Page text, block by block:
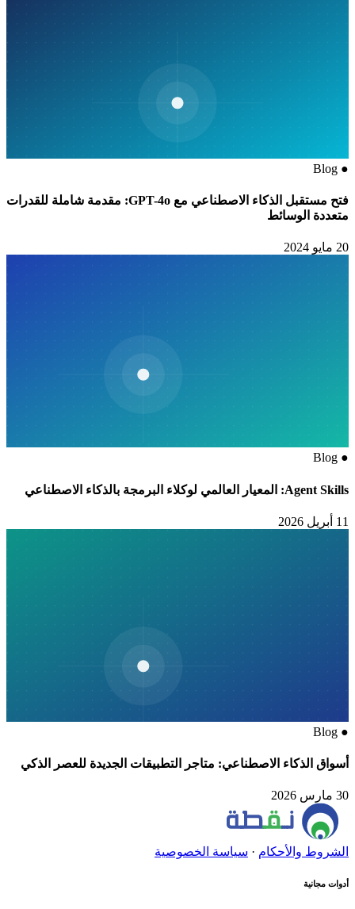
●
Blog
فتح مستقبل الذكاء الاصطناعي مع GPT-4o: مقدمة شاملة للقدرات
متعددة الوسائط
20 مايو 2024
●
Blog
Agent Skills: المعيار العالمي لوكلاء البرمجة بالذكاء الاصطناعي
11 أبريل 2026
●
Blog
أسواق الذكاء الاصطناعي: متاجر التطبيقات الجديدة للعصر الذكي
30 مارس 2026
الشروط والأحكام· سياسة الخصوصية
أدوات مجانية